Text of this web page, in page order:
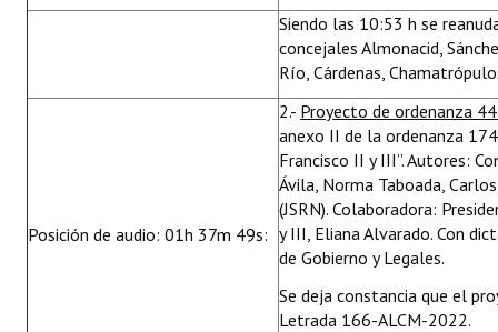
Siendo las 10:53 h se
concejales Almonacid,
Río, Cárdenas,
Posición de audio: 01h 37m 49s:
2.- Proyecto de ordenanza
anexo II de la ordenanza
Francisco II y III”. Autores:
Ávila, Norma Taboada,
(JSRN). Colaboradora:
y III, Eliana Alvarado. Con
de Gobierno y Legales.
Se deja constancia que el
Letrada 166-ALCM-2022.